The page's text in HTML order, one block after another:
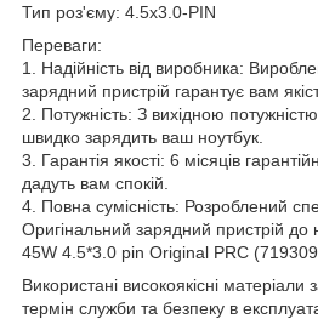
Тип роз'єму: 4.5х3.0-PIN
Переваги:
1. Надійність від виробника:
зарядний пристрій гарантує вам
2. Потужність: З вихідною
швидко зарядить ваш ноутбук.
3. Гарантія якості: 6 місяців
дадуть вам спокій.
4. Повна сумісність: Розроблений
Оригінальний зарядний пристрій до
45W 4.5*3.0 pin Original PRC
Використані високоякісні матеріали
термін служби та безпеку в